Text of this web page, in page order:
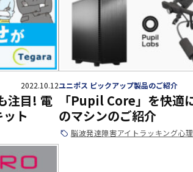
2022.10.12
注目! 電
ト
ユニポス ピックアップ製品のご紹介
「Pupil Core」を快適
のマシンのご紹介
脳波発達障害アイトラッキング心